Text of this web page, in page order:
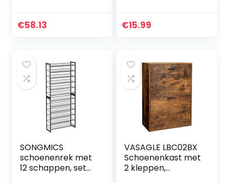
vouwen kleding
€58.13
verstelbaar, voor
€15.99
SONGMICS
schoenenrek met
12 schappen, set
VASAGLE LBC02BX
Schoenenkast met
2 kleppen,